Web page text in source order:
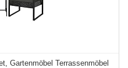
Gartenmöbel Terrassenmöbel